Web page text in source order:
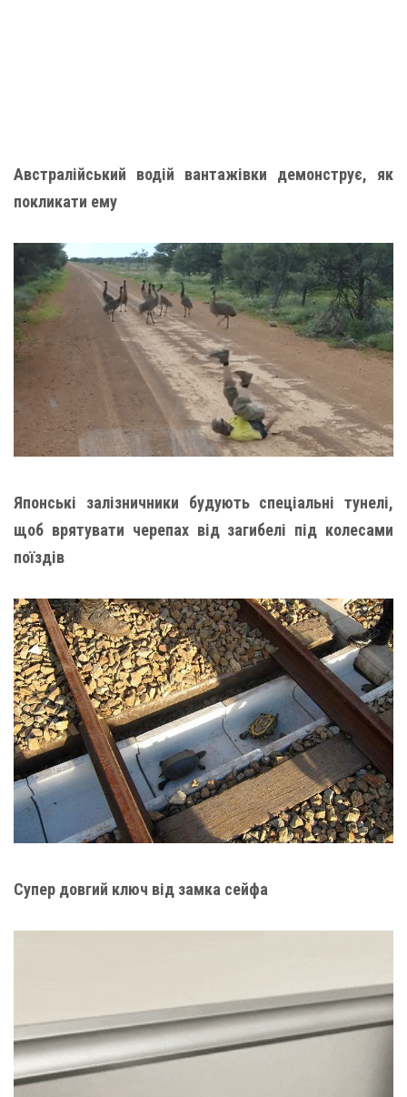
Австралійський водій вантажівки демонструє, як
покликати ему
Японські залізничники будують спеціальні тунелі,
щоб врятувати черепах від загибелі під колесами
поїздів
Супер довгий ключ від замка сейфа